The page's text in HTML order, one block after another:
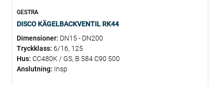
GESTRA
DISCO KÄGELBACKVENTIL RK44
Dimensioner: DN15 - DN200
Tryckklass: 6/16, 125
Hus: CC480K / GS, B 584 C90 500
Anslutning: Insp